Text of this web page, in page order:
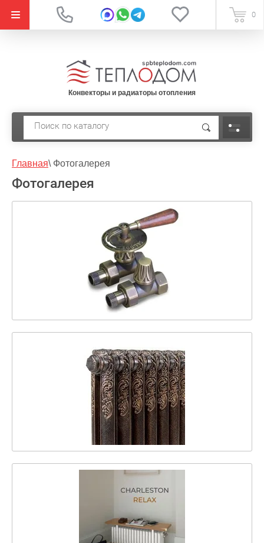
0
Конвекторы и радиаторы отопления
Главная\ Фотогалерея
Фотогалерея